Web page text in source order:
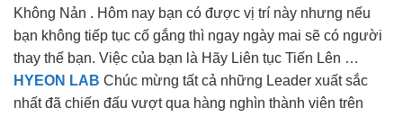
Không Nản . Hôm nay bạn có được vị trí này nhưng nếu
bạn không tiếp tục cố gắng thì ngay ngày mai sẽ có người
thay thế bạn. Việc của bạn là Hãy Liên tục Tiến Lên …
HYEON LAB Chúc mừng tất cả những Leader xuất sắc
nhất đã chiến đấu vượt qua hàng nghìn thành viên trên